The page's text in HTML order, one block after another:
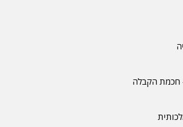
חכמת הקבלה